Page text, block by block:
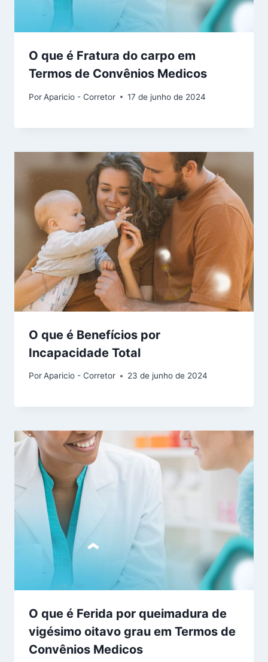
O que é Fratura do carpo em
Termos de Convênios Medicos
PorAparicio - Corretor 17 de junho de 2024
O que é Benefícios por
Incapacidade Total
PorAparicio - Corretor 23 de junho de 2024
O que é Ferida por queimadura de
vigésimo oitavo grau em Termos de
Convênios Medicos